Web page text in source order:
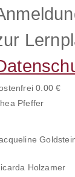
0.00 €
Pfeffer
Holzamer